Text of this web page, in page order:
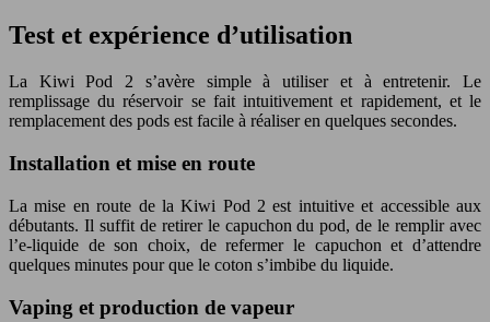
Test et expérience d’utilisation
La Kiwi Pod 2 s’avère simple à utiliser et à entretenir. Le
remplissage du réservoir se fait intuitivement et rapidement, et le
remplacement des pods est facile à réaliser en quelques secondes.
Installation et mise en route
La mise en route de la Kiwi Pod 2 est intuitive et accessible aux
débutants. Il suffit de retirer le capuchon du pod, de le remplir avec
l’e-liquide de son choix, de refermer le capuchon et d’attendre
quelques minutes pour que le coton s’imbibe du liquide.
Vaping et production de vapeur